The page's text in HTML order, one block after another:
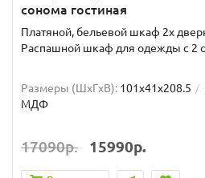
сонома гостиная
Платяной, бельевой шкаф 2х
Распашной шкаф для одежды с 2
Размеры (ШxГxВ): 101x41x208.5
МДФ
17090р. 15990р.